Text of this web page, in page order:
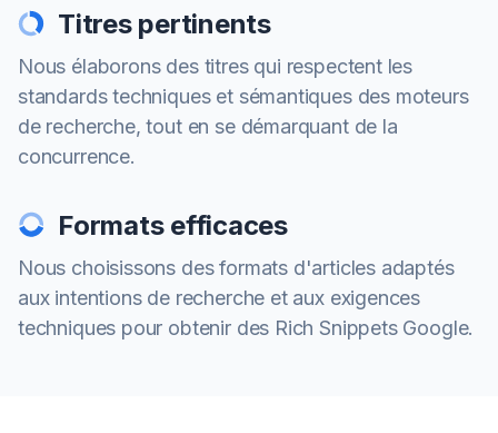
Titres pertinents
Nous élaborons des titres qui respectent les
standards techniques et sémantiques des moteurs
de recherche, tout en se démarquant de la
concurrence.
Formats efficaces
Nous choisissons des formats d'articles adaptés
aux intentions de recherche et aux exigences
techniques pour obtenir des Rich Snippets Google.